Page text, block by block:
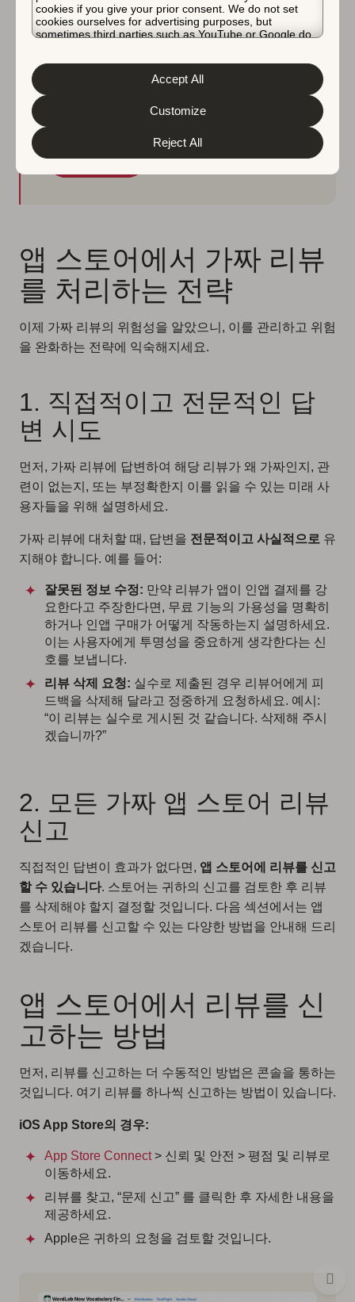
cookies if you give your prior consent. We do not set
cookies ourselves for advertising purposes, but
sometimes third parties such as YouTube or Google do.
about the protection of your personal data and the
different cookies we use, please read our
&
. You can customize your cookie settings
and preferences by clicking the “Customize” button.
Reject All
Customize
Accept All
GPT-4 기반 Review
Management
GPT-4 댓글 제안, 템플릿, Zendesk 통합 등을
더 알아보기
앱 스토어에서 가짜 리뷰
를 처리하는 전략
이제 가짜 리뷰의 위험성을 알았으니, 이를 관리하고 위험
을 완화하는 전략에 익숙해지세요.
1. 직접적이고 전문적인 답
변 시도
먼저, 가짜 리뷰에 답변하여 해당 리뷰가 왜 가짜인지, 관
련이 없는지, 또는 부정확한지 이를 읽을 수 있는 미래 사
용자들을 위해 설명하세요.
가짜 리뷰에 대처할 때, 답변을 전문적이고 사실적으로 유
지해야 합니다. 예를 들어:
잘못된 정보 수정: 만약 리뷰가 앱이 인앱 결제를 강
요한다고 주장한다면, 무료 기능의 가용성을 명확히
하거나 인앱 구매가 어떻게 작동하는지 설명하세요.
이는 사용자에게 투명성을 중요하게 생각한다는 신
호를 보냅니다.
리뷰 삭제 요청: 실수로 제출된 경우 리뷰어에게 피
드백을 삭제해 달라고 정중하게 요청하세요. 예시:
“이 리뷰는 실수로 게시된 것 같습니다. 삭제해 주시
겠습니까?”
2. 모든 가짜 앱 스토어 리뷰
신고
직접적인 답변이 효과가 없다면, 앱 스토어에 리뷰를 신고
할 수 있습니다. 스토어는 귀하의 신고를 검토한 후 리뷰
를 삭제해야 할지 결정할 것입니다. 다음 섹션에서는 앱
스토어 리뷰를 신고할 수 있는 다양한 방법을 안내해 드리
겠습니다.
앱 스토어에서 리뷰를 신
고하는 방법
먼저, 리뷰를 신고하는 더 수동적인 방법은 콘솔을 통하는
것입니다. 여기 리뷰를 하나씩 신고하는 방법이 있습니다.
iOS App Store의 경우:
App Store Connect> 신뢰 및 안전 > 평점 및 리뷰로
이동하세요.
리뷰를 찾고, “문제 신고” 를 클릭한 후 자세한 내용을
제공하세요.
Apple은 귀하의 요청을 검토할 것입니다.